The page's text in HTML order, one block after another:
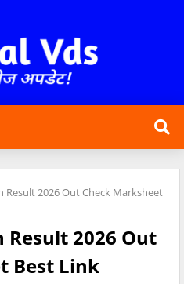
Result 2026 Out Check Marksheet
2026 Out
Best Link